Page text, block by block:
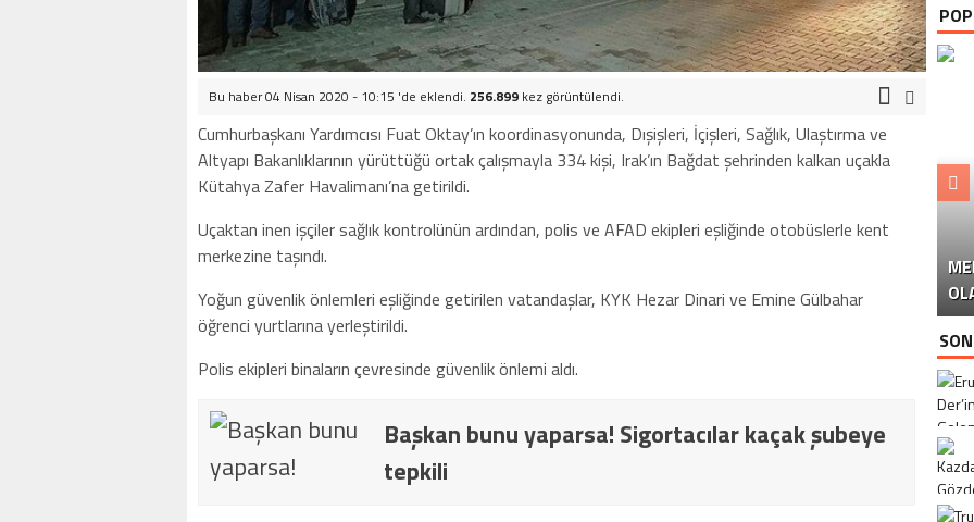
Bu haber 04 Nisan 2020 - 10:15 'de eklendi. 256.899 kez görüntülendi.
Cumhurbaşkanı Yardımcısı Fuat Oktay’ın koordinasyonunda, Dışişleri, İçişleri, Sağlık, Ulaştırma ve
Altyapı Bakanlıklarının yürüttüğü ortak çalışmayla 334 kişi, Irak’ın Bağdat şehrinden kalkan uçakla
Kütahya Zafer Havalimanı’na getirildi.
Uçaktan inen işçiler sağlık kontrolünün ardından, polis ve AFAD ekipleri eşliğinde otobüslerle kent
merkezine taşındı.
Yoğun güvenlik önlemleri eşliğinde getirilen vatandaşlar, KYK Hezar Dinari ve Emine Gülbahar
öğrenci yurtlarına yerleştirildi.
Polis ekipleri binaların çevresinde güvenlik önlemi aldı.
Başkan bunu yaparsa! Sigortacılar kaçak şubeye
tepkili